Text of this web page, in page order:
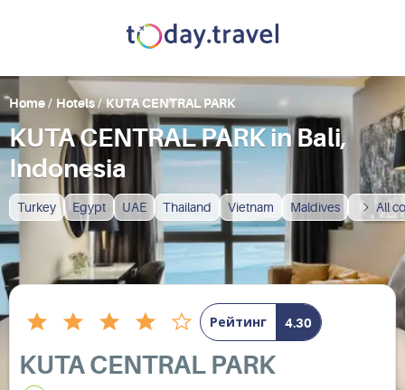
Turkey Egypt UAE Thailand Vietnam Maldives All
Home/ Hotels/ KUTA CENTRAL PARK
KUTA CENTRAL PARK in Bali,
Indonesia
Рейтинг 4.30
KUTA CENTRAL PARK